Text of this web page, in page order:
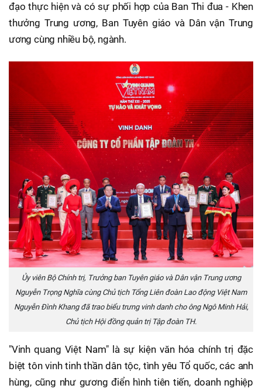
đạo thực hiện và có sự phối hợp của Ban Thi đua - Khen
thưởng Trung ương, Ban Tuyên giáo và Dân vận Trung
ương cùng nhiều bộ, ngành.
Ủy viên Bộ Chính trị, Trưởng ban Tuyên giáo và Dân vận Trung ương
Nguyễn Trọng Nghĩa cùng Chủ tịch Tổng Liên đoàn Lao động Việt Nam
Nguyễn Đình Khang đã trao biểu trưng vinh danh cho ông Ngô Minh Hải,
Chủ tịch Hội đồng quản trị Tập đoàn TH.
"Vinh quang Việt Nam" là sự kiện văn hóa chính trị đặc
biệt tôn vinh tinh thần dân tộc, tình yêu Tổ quốc, các anh
hùng, cũng như gương điển hình tiên tiến, doanh nghiệp